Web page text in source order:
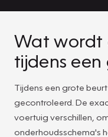
Wat wordt
tijdens
Tijdens een grote
gecontroleerd. De
voertuig verschillen,
onderhoudsschema's